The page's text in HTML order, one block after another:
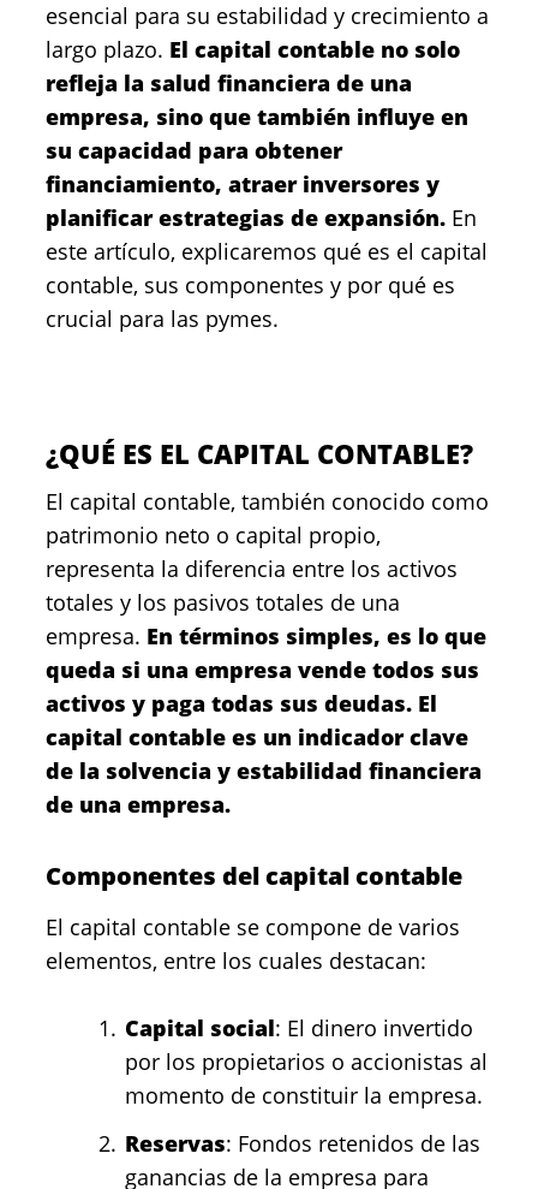
esencial para su estabilidad y crecimiento a
largo plazo. El capital contable no solo
refleja la salud financiera de una
empresa, sino que también influye en
su capacidad para obtener
financiamiento, atraer inversores y
planificar estrategias de expansión. En
este artículo, explicaremos qué es el capital
contable, sus componentes y por qué es
crucial para las pymes.
¿QUÉ ES EL CAPITAL CONTABLE?
El capital contable, también conocido como
patrimonio neto o capital propio,
representa la diferencia entre los activos
totales y los pasivos totales de una
empresa. En términos simples, es lo que
queda si una empresa vende todos sus
activos y paga todas sus deudas. El
capital contable es un indicador clave
de la solvencia y estabilidad financiera
de una empresa.
Componentes del capital contable
El capital contable se compone de varios
elementos, entre los cuales destacan:
Capital social: El dinero invertido
por los propietarios o accionistas al
momento de constituir la empresa.
Reservas: Fondos retenidos de las
ganancias de la empresa para